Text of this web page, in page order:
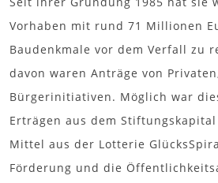
Vorhaben mit rund 71 Millionen
Baudenkmale vor dem Verfall zu
davon waren Anträge von
Bürgerinitiativen. Möglich war
Erträgen aus dem
Mittel aus der Lotterie
Förderung und die